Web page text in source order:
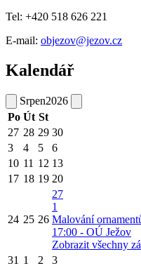
Tel: +420 518 626 221
E-mail: objezov@jezov.cz
Kalendář
Srpen2026
Po Út St
27 28 29 30
3
4 5 6
10 11 12 13
17 18 19 20
24 25 26
27
1
Malování
17:00 - OÚ Ježov
Zobrazit všechny
31 1 2 3